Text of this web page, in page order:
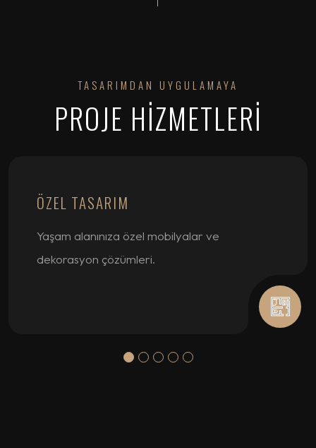
TASARIMDAN UYGULAMAYA
PROJE HİZMETLERİ
ÖZEL TASARIM
Yaşam alanınıza özel mobilyalar ve
dekorasyon çözümleri.